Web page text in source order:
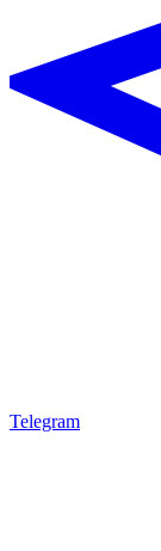
Telegram